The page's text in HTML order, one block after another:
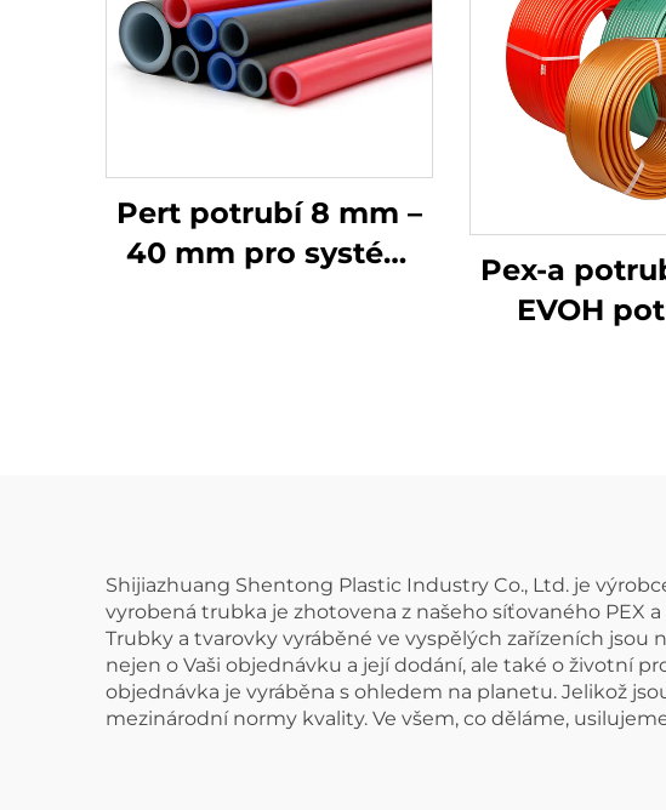
Pert potrubí 8 mm –
40 mm pro systém
Pex-a
EVOH
Shijiazhuang Shentong Plastic Industry Co., Ltd. je
vyrobená trubka je zhotovena z našeho síťovaného
Trubky a tvarovky vyráběné ve vyspělých zařízeních
nejen o Vaši objednávku a její dodání, ale také o životní
objednávka je vyráběna s ohledem na planetu. Jelikož
mezinárodní normy kvality. Ve všem, co děláme,